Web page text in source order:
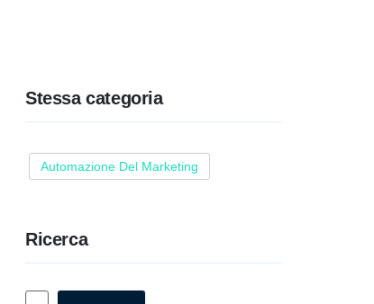
Stessa categoria
Automazione Del Marketing
Ricerca